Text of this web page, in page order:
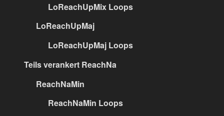
LoReachUpMix Loops
LoReachUpMaj
LoReachUpMaj Loops
Teils verankert ReachNa
ReachNaMin
ReachNaMin Loops